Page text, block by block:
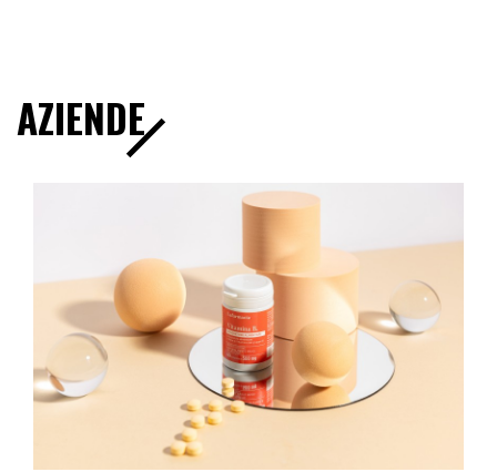
AZIENDE